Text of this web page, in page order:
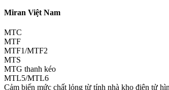
Miran Việt Nam
MTC
MTF
MTF1/MTF2
MTS
MTG thanh kéo
MTL5/MTL6
Cảm biến mức chất lỏng từ tính nhà kho điện tử